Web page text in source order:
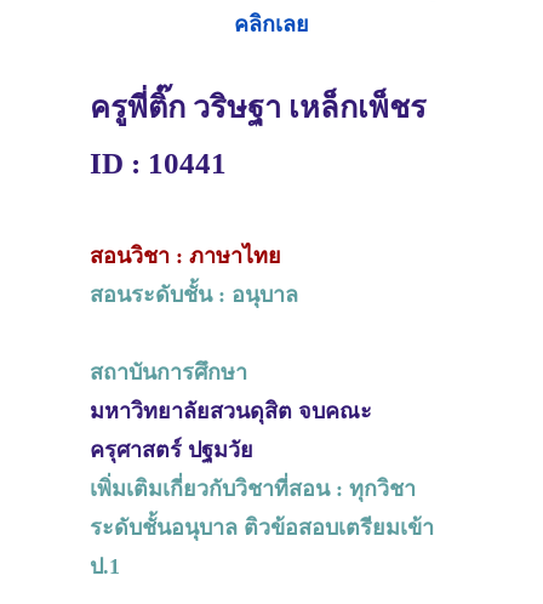
คลิกเลย
ครูพี่ติ๊ก วริษฐา เหล็กเพ็ชร
ID : 10441
สอนวิชา : ภาษาไทย
สอนระดับชั้น : อนุบาล
สถาบันการศึกษา
มหาวิทยาลัยสวนดุสิต จบคณะ
ครุศาสตร์ ปฐมวัย
เพิ่มเติมเกี่ยวกับวิชาที่สอน : ทุกวิชา
ระดับชั้นอนุบาล ติวข้อสอบเตรียมเข้า
ป.1